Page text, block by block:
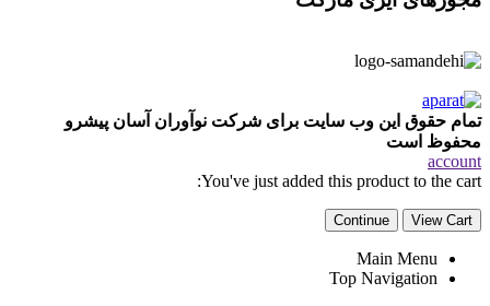
تمام حقوق این وب سایت برای شرکت نوآوران آسان پیشرو
محفوظ است
account
You've just added this product to the cart:
View Cart
Continue
Main Menu
Top Navigation